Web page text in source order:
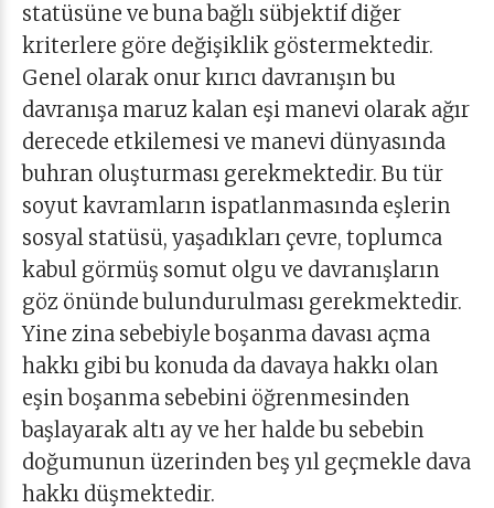
statüsüne ve buna bağlı sübjektif diğer
kriterlere göre değişiklik göstermektedir.
Genel olarak onur kırıcı davranışın bu
davranışa maruz kalan eşi manevi olarak ağır
derecede etkilemesi ve manevi dünyasında
buhran oluşturması gerekmektedir. Bu tür
soyut kavramların ispatlanmasında eşlerin
sosyal statüsü, yaşadıkları çevre, toplumca
kabul görmüş somut olgu ve davranışların
göz önünde bulundurulması gerekmektedir.
Yine zina sebebiyle boşanma davası açma
hakkı gibi bu konuda da davaya hakkı olan
eşin boşanma sebebini öğrenmesinden
başlayarak altı ay ve her halde bu sebebin
doğumunun üzerinden beş yıl geçmekle dava
hakkı düşmektedir.